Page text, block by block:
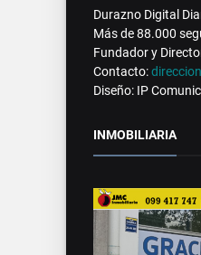
Durazno Digital
Más de 88.000
Fundador y
Contacto:
Diseño: IP
INMOBILIARIA